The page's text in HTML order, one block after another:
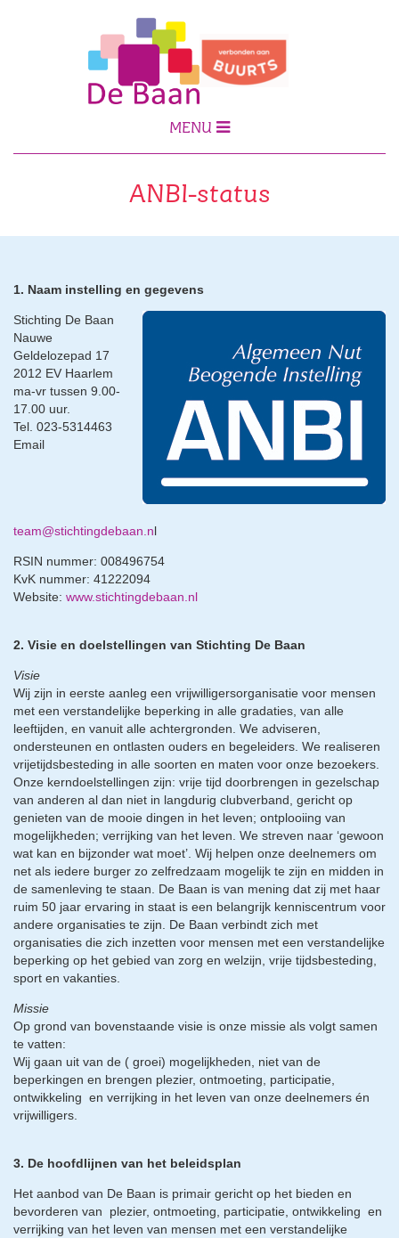
MENU
ANBI-status
1. Naam instelling en gegevens
Stichting De Baan
Nauwe
Geldelozepad 17
2012 EV Haarlem
ma-vr tussen 9.00-
17.00 uur.
Tel. 023-5314463
Email
team@stichtingdebaan.nl
RSIN nummer: 008496754
KvK nummer: 41222094
Website: www.stichtingdebaan.nl
2. Visie en doelstellingen van Stichting De Baan
Visie
Wij zijn in eerste aanleg een vrijwilligersorganisatie voor mensen
met een verstandelijke beperking in alle gradaties, van alle
leeftijden, en vanuit alle achtergronden. We adviseren,
ondersteunen en ontlasten ouders en begeleiders. We realiseren
vrijetijdsbesteding in alle soorten en maten voor onze bezoekers.
Onze kerndoelstellingen zijn: vrije tijd doorbrengen in gezelschap
van anderen al dan niet in langdurig clubverband, gericht op
genieten van de mooie dingen in het leven; ontplooiing van
mogelijkheden; verrijking van het leven. We streven naar ‘gewoon
wat kan en bijzonder wat moet’. Wij helpen onze deelnemers om
net als iedere burger zo zelfredzaam mogelijk te zijn en midden in
de samenleving te staan. De Baan is van mening dat zij met haar
ruim 50 jaar ervaring in staat is een belangrijk kenniscentrum voor
andere organisaties te zijn. De Baan verbindt zich met
organisaties die zich inzetten voor mensen met een verstandelijke
beperking op het gebied van zorg en welzijn, vrije tijdsbesteding,
sport en vakanties.
Missie
Op grond van bovenstaande visie is onze missie als volgt samen
te vatten:
Wij gaan uit van de ( groei) mogelijkheden, niet van de
beperkingen en brengen plezier, ontmoeting, participatie,
ontwikkeling en verrijking in het leven van onze deelnemers én
vrijwilligers.
3. De hoofdlijnen van het beleidsplan
Het aanbod van De Baan is primair gericht op het bieden en
bevorderen van plezier, ontmoeting, participatie, ontwikkeling en
verrijking van het leven van mensen met een verstandelijke